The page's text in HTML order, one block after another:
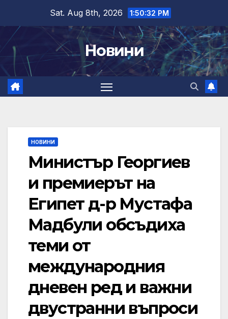
content
Sat. Aug 8th, 2026 1:50:33 PM
Новини
НОВИНИ
Министър Георгиев
и премиерът на
Египет д-р Мустафа
Мадбули обсъдиха
теми от
международния
дневен ред и важни
двустранни въпроси